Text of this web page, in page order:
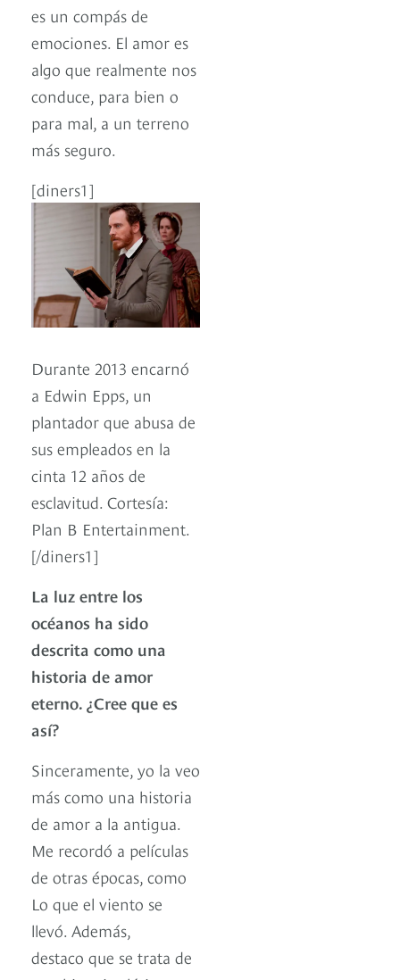
es un compás de
emociones. El amor es
algo que realmente nos
conduce, para bien o
para mal, a un terreno
más seguro.
[diners1]
Durante 2013 encarnó
a Edwin Epps, un
plantador que abusa de
sus empleados en la
cinta 12 años de
esclavitud. Cortesía:
Plan B Entertainment.
[/diners1]
La luz entre los
océanos ha sido
descrita como una
historia de amor
eterno. ¿Cree que es
así?
Sinceramente, yo la veo
más como una historia
de amor a la antigua.
Me recordó a películas
de otras épocas, como
Lo que el viento se
llevó. Además,
destaco que se trata de